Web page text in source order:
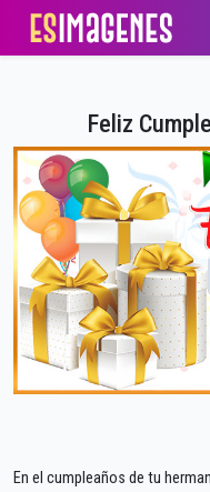
Feliz
En el cumpleaños de tu